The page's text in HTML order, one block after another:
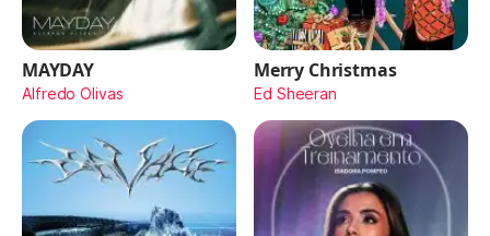
MAYDAY
Alfredo Olivas
Merry Christmas
Ed Sheeran